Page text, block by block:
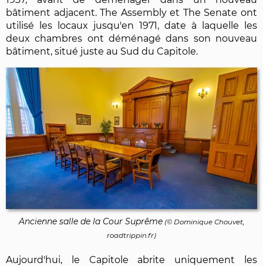
bâtiment adjacent. The Assembly et The Senate ont
utilisé les locaux jusqu'en 1971, date à laquelle les
deux chambres ont déménagé dans son nouveau
bâtiment, situé juste au Sud du Capitole.
Ancienne salle de la Cour Suprême (© Dominique Chouvet
roadtrippin.fr)
Aujourd'hui, le Capitole abrite uniquement les